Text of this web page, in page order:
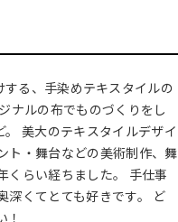
る、手染めテキスタイルの
ナルの布でものづくりをし
美大のテキスタイルデザイ
ト・舞台などの美術制作、舞
くらい経ちました。 手仕事
深くてとても好きです。 ど